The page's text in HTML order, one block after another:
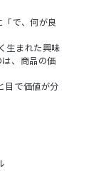
で、何が良
生まれた興味
、商品の価
目で価値が分